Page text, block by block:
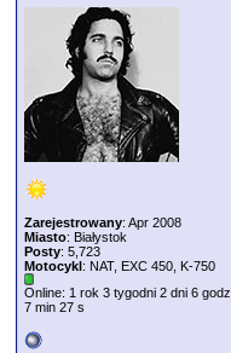
Zarejestrowany: Apr 2008
Miasto: Białystok
Posty: 5,723
Motocykl: NAT, EXC 450, K-750
Online: 1 rok 3 tygodni 2 dni 6 godz
7 min 27 s